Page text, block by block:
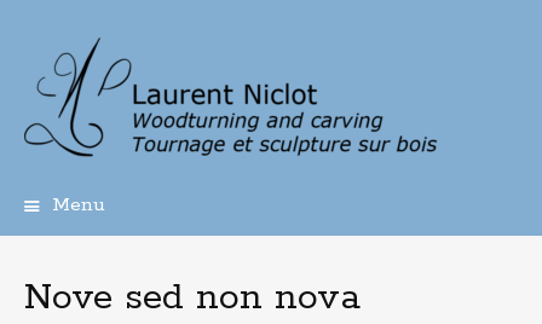
Menu
principal
Nove sed non nova